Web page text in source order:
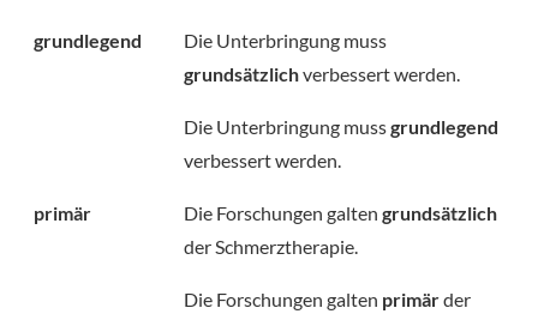
grundlegend
Die Unterbringung muss
grundsätzlichverbessert werden.
Die Unterbringung mussgrundlegend
verbessert werden.
primär Die Forschungen galten grundsätzlich
der Schmerztherapie.
Die Forschungen galten primärder